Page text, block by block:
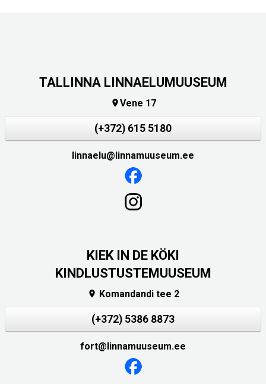
TALLINNA LINNAELUMUUSEUM
Vene 17
(+372) 615 5180
linnaelu@linnamuuseum.ee
KIEK IN DE KÖKI
KINDLUSTUSTEMUUSEUM
 Komandandi tee 2
(+372) 5386 8873
fort@linnamuuseum.ee